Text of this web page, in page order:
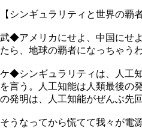
【シンギュラリティと世界の覇者
武◆アメリカにせよ、中国にせ
たら、地球の覇者になっちゃう
ケ◆シンギュラリティは、人工
を言う。人工知能は人類最後の
の発明は、人工知能がぜんぶ先
そうなってから慌てて我々が電